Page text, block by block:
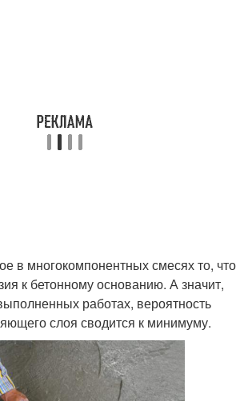
в многокомпонентных смесях то, что
к бетонному основанию. А значит,
работах, вероятность
слоя сводится к минимуму.